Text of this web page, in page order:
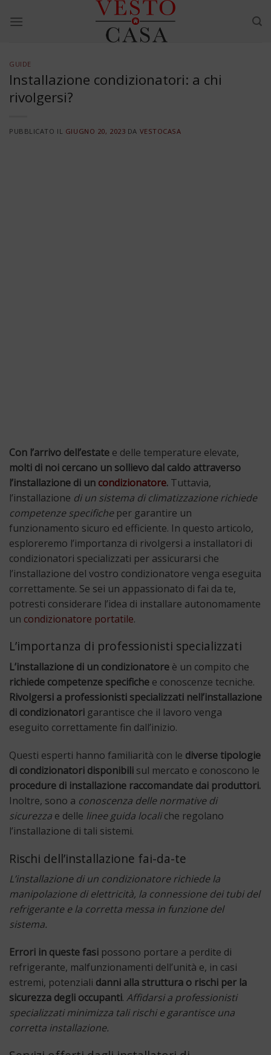
GUIDE
Installazione condizionatori: a chi
rivolgersi?
PUBBLICATO IL GIUGNO 20, 2023 DA VESTOCASA
Con l’arrivo dell’estate e delle temperature elevate,
molti di noi cercano un sollievo dal caldo attraverso
l’installazione di un condizionatore. Tuttavia,
l’installazione di un sistema di climatizzazione richiede
competenze specificheper garantire un
funzionamento sicuro ed efficiente. In questo articolo,
esploreremo l’importanza di rivolgersi a installatori di
condizionatori specializzati per assicurarsi che
l’installazione del vostro condizionatore venga eseguita
correttamente. Se sei un appassionato di fai da te,
potresti considerare l’idea di installare autonomamente
un condizionatore portatile.
L’importanza di professionisti specializzati
L’installazione di un condizionatore è un compito che
richiede competenze specifiche e conoscenze tecniche.
Rivolgersi a professionisti specializzati nell’installazione
di condizionatori garantisce che il lavoro venga
eseguito correttamente fin dall’inizio.
Questi esperti hanno familiarità con le diverse tipologie
di condizionatori disponibili sul mercato e conoscono le
procedure di installazione raccomandate dai produttori.
Inoltre, sono a conoscenza delle normative di
sicurezza e delle linee guida localiche regolano
l’installazione di tali sistemi.
Rischi dell’installazione fai-da-te
L’installazione di un condizionatore richiede la
manipolazione di elettricità, la connessione dei tubi del
refrigerante e la corretta messa in funzione del
sistema.
Errori in queste fasi possono portare a perdite di
refrigerante, malfunzionamenti dell’unità e, in casi
estremi, potenziali danni alla struttura o rischi per la
sicurezza degli occupanti. Affidarsi a professionisti
specializzati minimizza tali rischi e garantisce una
corretta installazione.